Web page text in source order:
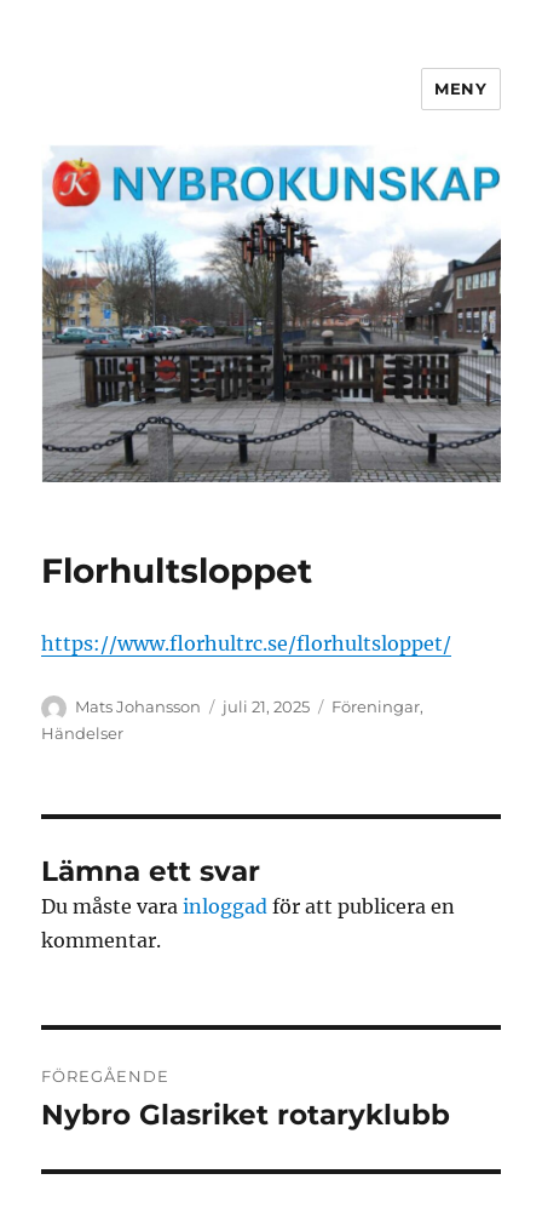
MENY
Florhultsloppet
https://www.florhultrc.se/florhultsloppet/
Författare
Mats Johansson
Publicerat
juli 21, 2025 Kategorier
Föreningar,
Händelser
Lämna ett svar
Du måste varainloggad för att publicera en
kommentar.
FÖREGÅENDE
Föregående
Nybro Glasriket rotaryklubb